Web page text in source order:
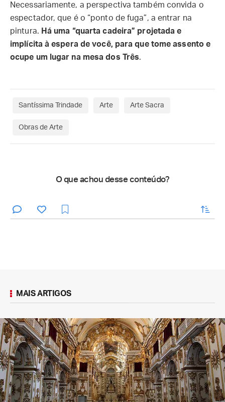
Necessariamente, a perspectiva também convida o
espectador, que é o “ponto de fuga”, a entrar na
pintura. Há uma “quarta cadeira” projetada e
implícita à espera de você, para que tome assento e
ocupe um lugar na mesa dos Três.
Santíssima Trindade Arte Arte Sacra
Obras de Arte
O que achou desse conteúdo?
enviar
MAIS ARTIGOS